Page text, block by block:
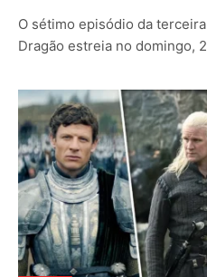
O sétimo episódio da
Dragão estreia no domingo,